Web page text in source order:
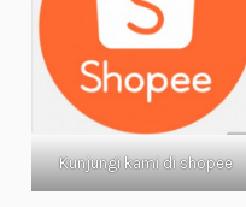
Kunjungi kami di shopee